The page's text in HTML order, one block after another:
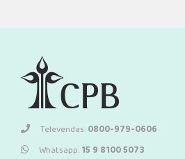
Televendas:0800-979-0606
Whatsapp:15 9 8100 5073